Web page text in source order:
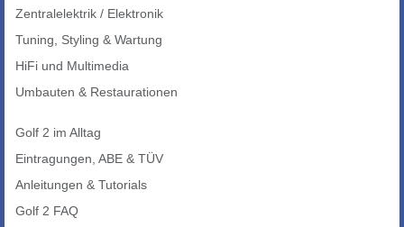
Zentralelektrik / Elektronik
Tuning, Styling & Wartung
HiFi und Multimedia
Umbauten & Restaurationen
Golf 2 im Alltag
Eintragungen, ABE & TÜV
Anleitungen & Tutorials
Golf 2 FAQ